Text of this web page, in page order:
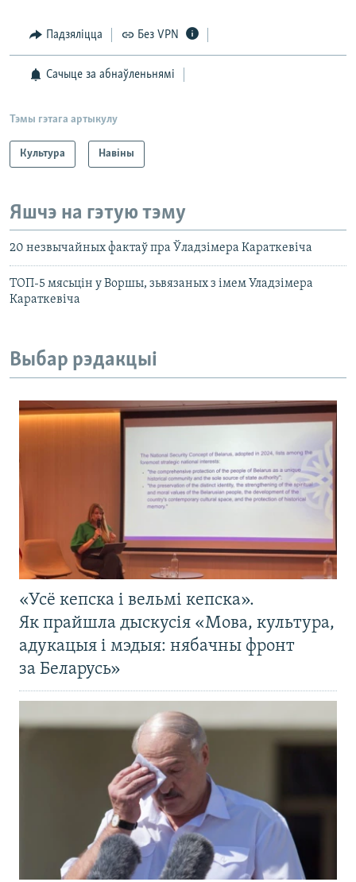
Падзяліцца Без VPN
Сачыце за абнаўленьнямі
Тэмы гэтага артыкулу
Культура Навіны
Яшчэ на гэтую тэму
20 незвычайных фактаў пра Ўладзімера Караткевіча
ТОП-5 мясьцін у Воршы, зьвязаных з імем Уладзімера
Караткевіча
Выбар рэдакцыі
«Усё кепска і вельмі кепска».
Як прайшла дыскусія «Мова, культура,
адукацыя і мэдыя: нябачны фронт
за Беларусь»